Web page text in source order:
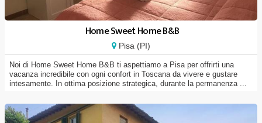
Home Sweet Home B&B
Pisa (PI)
Noi di Home Sweet Home B&B ti aspettiamo a Pisa per offrirti una
vacanza incredibile con ogni confort in Toscana da vivere e gustare
intesamente. In ottima posizione strategica, durante la permanenza ...